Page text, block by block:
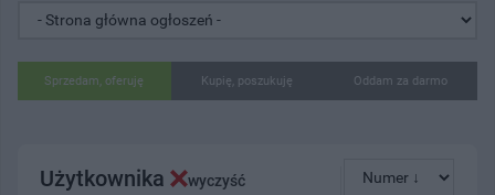
Sprzedam, oferuję Kupię, poszukuję Oddam za darmo
Użytkownika wyczyść